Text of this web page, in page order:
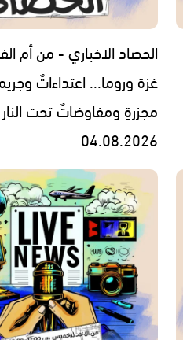
الحصاد الاخباري - من أم
غزة وروما... اعتداءاتٌ
مجزرةٍ ومفاوضاتٌ تحت
04.08.2026